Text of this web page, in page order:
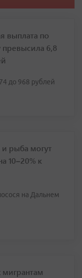
выплата по
6,8
до 968 рублей
и рыба могут
10–20% к
на Дальнем
мигрантам